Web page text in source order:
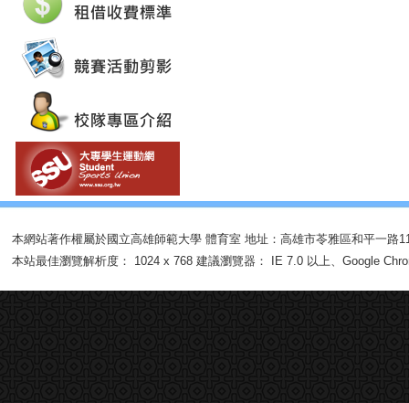
本網站著作權屬於國立高雄師範大學 體育室 地址：高雄市苓雅區和平一路
本站最佳瀏覽解析度： 1024 x 768 建議瀏覽器： IE 7.0 以上、Google